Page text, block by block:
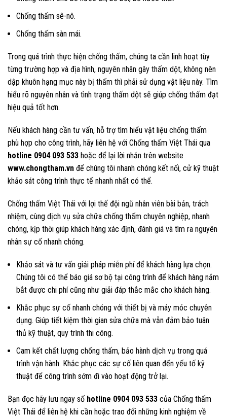
Chống thấm sê-nô.
Chống thấm sàn mái.
Trong quá trình thực hiện chống thấm, chúng ta cần linh hoạt tùy
từng trường hợp và địa hình, nguyên nhân gây thấm dột, không nên
dập khuôn hạng mục này bị thấm thì phải sử dụng vật liệu này. Tìm
hiểu rõ nguyên nhân và tình trạng thấm dột sẽ giúp chống thấm đạt
hiệu quả tốt hơn.
Nếu khách hàng cần tư vấn, hỗ trợ tìm hiểu vật liệu chống thấm
phù hợp cho công trình, hãy liên hệ với Chống thấm Việt Thái qua
hotline 0904 093 533 hoặc để lại lời nhắn trên website
www.chongtham.vn để chúng tôi nhanh chóng kết nối, cử kỹ thuật
khảo sát công trình thực tế nhanh nhất có thể.
Chống thấm Việt Thái với lợi thế đội ngũ nhân viên bài bản, trách
nhiệm, cùng dịch vụ sửa chữa chống thấm chuyên nghiệp, nhanh
chóng, kịp thời giúp khách hàng xác định, đánh giá và tìm ra nguyên
nhân sự cố nhanh chóng.
Khảo sát và tư vấn giải pháp miễn phí để khách hàng lựa chọn.
Chúng tôi có thể báo giá sơ bộ tại công trình để khách hàng nắm
bắt được chi phí cũng như giải đáp thắc mắc cho khách hàng.
Khắc phục sự cố nhanh chóng với thiết bị và máy móc chuyên
dụng. Giúp tiết kiệm thời gian sửa chữa mà vẫn đảm bảo tuân
thủ kỹ thuật, quy trình thi công.
Cam kết chất lượng chống thấm, bảo hành dịch vụ trong quá
trình vận hành. Khắc phục các sự cố liên quan đến yếu tố kỹ
thuật để công trình sớm đi vào hoạt động trở lại.
Bạn đọc hãy lưu ngay số hotline 0904 093 533 của Chống thấm
Việt Thái để liên hệ khi cần hoặc trao đổi những kinh nghiệm về